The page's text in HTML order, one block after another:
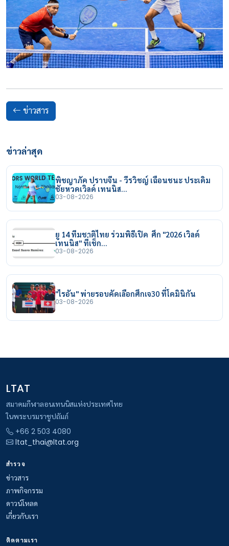
ข่าวสาร
ข่าวล่าสุด
พิชญาภัค ปราบจีน - วีรวิชญ์ เฉือนชนะ ประเดิม
ชัยหวดเวิลด์ เทนนิส…
03-08-2026
ยู 14 ทีมชาติไทย ร่วมพิธีเปิด ศึก "2026 เวิลด์
เทนนิส" ที่เช็ก…
03-08-2026
"ไรอัน" พ่ายรอบคัดเลือกศึกเจ30 ที่โดมินิกัน
03-08-2026
LTAT
สมาคมกีฬาลอนเทนนิสแห่งประเทศไทย
ในพระบรมราชูปถัมภ์
+66 2 503 4080
ltat_thai@ltat.org
สำรวจ
ข่าวสาร
ภาพกิจกรรม
ดาวน์โหลด
เกี่ยวกับเรา
ติดตามเรา